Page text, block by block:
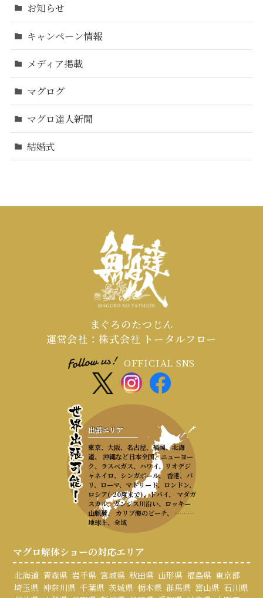
お知らせ
キャンペーン情報
メディア掲載
マグログ
マグロ達人新聞
結婚式
まぐろのたつじん
運営会社：株式会社 トータルフロー
OFFICIAL SNS
出張エリア
東京、大阪、名古屋、福岡、北海
道、 沖縄など日本全国、ニューヨー
ク、ラスベガス、ハワイ、リオデジ
ャネイロ、シンガポール、 香港、パ
リ、ローマ、マドリード、ロンドン、
ロシア(-20度まで)、ドバイ、 マダガ
スカル、ガンジス川沿い、ロッキー
山脈麓、 カリブ海のビーチ、 ………
地球上、全域
マグロ解体ショーの対応エリア
北海道 青森県 岩手県 宮城県 秋田県 山形県 福島県 東京都
埼玉県 神奈川県 千葉県 茨城県 栃木県 群馬県 富山県 石川県